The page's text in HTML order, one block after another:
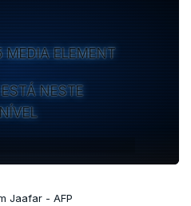
MEDIA ELEMENT
NESTE
Jaafar - AFP